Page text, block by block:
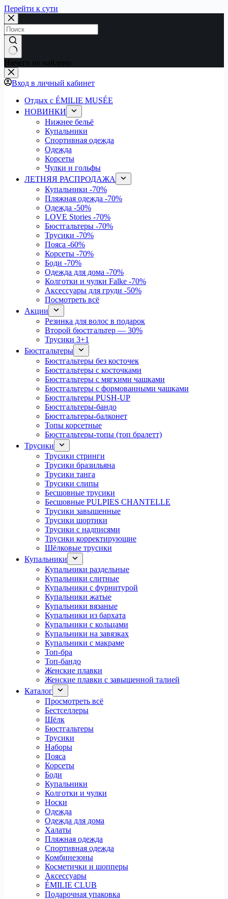
Перейти к сути
Ничего не найдено
Вход в личный кабинет
Отдых с ÉMILIE MUSÉE
НОВИНКИ
Нижнее бельё
Купальники
Спортивная одежда
Одежда
Корсеты
Чулки и гольфы
ЛЕТНЯЯ РАСПРОДАЖА
Купальники -70%
Пляжная одежда -70%
Одежда -50%
LOVE Stories -70%
Бюстгальтеры -70%
Трусики -70%
Пояса -60%
Корсеты -70%
Боди -70%
Одежда для дома -70%
Колготки и чулки Falke -70%
Аксессуары для груди -50%
Посмотреть всё
Акции
Резинка для волос в подарок
Второй бюстгальтер — 30%
Трусики 3+1
Бюстгальтеры
Бюстгальтеры без косточек
Бюстгальтеры с косточками
Бюстгальтеры с мягкими чашками
Бюстгальтеры с формованными чашками
Бюстгальтеры PUSH-UP
Бюстгальтеры-бандо
Бюстгальтеры-балконет
Топы корсетные
Бюстгальтеры-топы (топ бралетт)
Трусики
Трусики стринги
Трусики бразильяна
Трусики танга
Трусики слипы
Бесшовные трусики
Бесшовные PULPIES CHANTELLE
Трусики завышенные
Трусики шортики
Трусики с надписями
Трусики корректирующие
Шёлковые трусики
Купальники
Купальники раздельные
Купальники слитные
Купальники с фурнитурой
Купальники жатые
Купальники вязаные
Купальники из бархата
Купальники с кольцами
Купальники на завязках
Купальники с макраме
Топ-бра
Топ-бандо
Женские плавки
Женские плавки с завышенной талией
Каталог
Просмотреть всё
Бестселлеры
Шёлк
Бюстгальтеры
Трусики
Наборы
Пояса
Корсеты
Боди
Купальники
Колготки и чулки
Носки
Одежда
Одежда для дома
Халаты
Пляжная одежда
Спортивная одежда
Комбинезоны
Косметички и шопперы
Аксессуары
ÉMILIE CLUB
Подарочная упаковка